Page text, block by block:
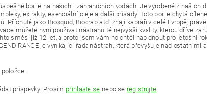
boilie na našich i zahraničních vodách. Je vyrobené z našich
extrakty, esenciální oleje a další přísady. Toto boilie chytá
Příchutě jako Biosquid, Biocrab atd. znají kapraři v celé Evropě,
můžete nyní používat nástrahu té nejvyšší kvality, kterou dříve
směsí již 12 let, a proto jsem vám ho chtěl nabídnout pro letošní
RANGE je vynikající řada nástrah, která převyšuje nad ostatními
příspěvky. Prosím přihlaste se nebo se registrujte.